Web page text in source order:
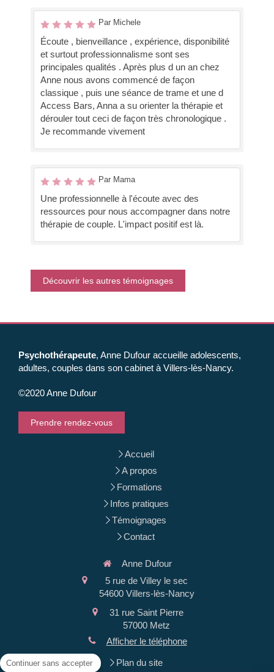
Par Michele
Écoute , bienveillance , expérience, disponibilité
et surtout professionnalisme sont ses
principales qualités . Après plus d un an chez
Anne nous avons commencé de façon
classique , puis une séance de trame et une d
Access Bars, Anna a su orienter la thérapie et
dérouler tout ceci de façon très chronologique .
Je recommande vivement
Par Mama
Une professionnelle à l'écoute avec des
ressources pour nous accompagner dans notre
thérapie de couple. L'impact positif est là.
Découvrir les autres témoignages
Psychothérapeute, Anne Dufour accueille adolescents,
adultes, couples dans son cabinet à Villers-lès-Nancy.
©2020 Anne Dufour
Prendre rendez-vous
Accueil
A propos
Formations
Infos pratiques
Témoignages
Contact
Anne Dufour
5 rue de Villey le sec
54600 Villers-lès-Nancy
31 rue Saint Pierre
57000 Metz
Afficher le téléphone
Plan du site
Continuer sans accepter